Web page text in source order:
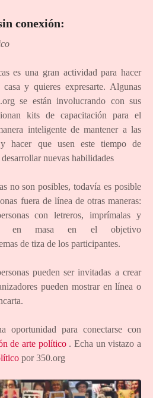
conexión:
es una gran actividad para hacer
y quieres expresarte. Algunas
se están involucrando con sus
kits de capacitación para el
inteligente de mantener a las
y hacer que usen este tiempo de
nuevas habilidades
no son posibles, todavía es posible
fuera de línea de otras maneras:
con letreros, imprímalas y
en masa en el objetivo
de tiza de los participantes.
pueden ser invitadas a crear
pueden mostrar en línea o
oportunidad para conectarse con
de arte político. Echa un vistazo a
por 350.org